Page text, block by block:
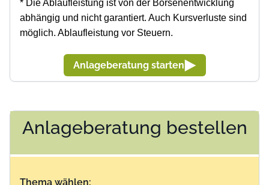
* Die Ablaufleistung ist von der Börsenentwicklung
abhängig und nicht garantiert. Auch Kursverluste sind
möglich. Ablaufleistung vor Steuern.
Anlageberatung starten
Anlageberatung bestellen
Thema wählen: